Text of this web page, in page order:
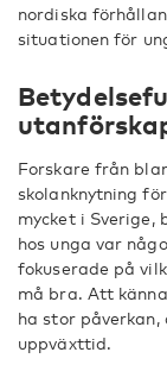
nordiska
situationen för
Forskare från
skolanknytning
mycket i
hos unga var
fokuserade på
må bra. Att
ha stor
uppväxttid.